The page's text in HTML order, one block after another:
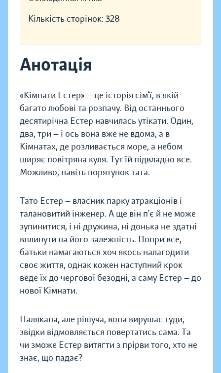
Кількість сторінок: 328
Анотація
«Кімнати Естер» — це історія сім’ї, в якій
багато любові та розпачу. Від останнього
десятирічна Естер навчилась утікати. Один,
два, три — і ось вона вже не вдома, а в
Кімнатах, де розливається море, а небом
ширяє повітряна куля. Тут їй підвладно все.
Можливо, навіть порятунок тата.
Тато Естер — власник парку атракціонів і
талановитий інженер. А ще він п’є й не може
зупинитися, і ні дружина, ні донька не здатні
вплинути на його залежність. Попри все,
батьки намагаються хоч якось налагодити
своє життя, однак кожен наступний крок
веде їх до чергової безодні, а саму Естер — до
нової Кімнати.
Налякана, але рішуча, вона вирушає туди,
звідки відмовляється повертатись сама. Та
чи зможе Естер витягти з прірви того, хто не
знає, що падає?